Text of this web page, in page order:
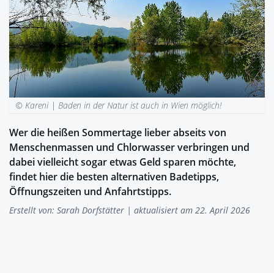
© Kareni | Baden in der Natur ist auch in Wien möglich!
Wer die heißen Sommertage lieber abseits von
Menschenmassen und Chlorwasser verbringen und
dabei vielleicht sogar etwas Geld sparen möchte,
findet hier die besten alternativen Badetipps,
Öffnungszeiten und Anfahrtstipps.
Erstellt von: Sarah Dorfstätter | aktualisiert am 22. April 2026